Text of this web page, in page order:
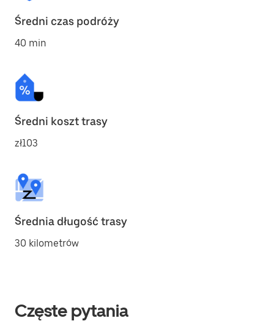
Średni czas podróży
40 min
Średni koszt trasy
zł103
Średnia długość trasy
30 kilometrów
Częste pytania